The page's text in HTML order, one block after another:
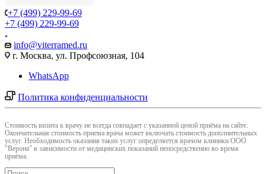
+7 (499) 229-99-69
+7 (499) 229-99-69
info@viterramed.ru
г. Москва, ул. Профсоюзная, 104
WhatsApp
Политика конфиденциальности
Cтоимость визита к врачу не всегда совпадает с указанной ценой приёма на сайте.
Окончательная стоимость приема врача может включать стоимость дополнительных
услуг. Необходимость оказания таких услуг определяется врачом клиники ООО
"Верона" в зависимости от медицинских показаний непосредственно во время
приёма.